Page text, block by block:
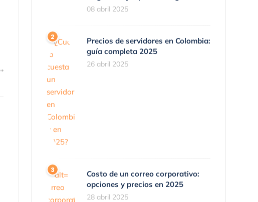
08 abril 2025
Precios de servidores en Colombia:
guía completa 2025
26 abril 2025
Costo de un correo corporativo:
opciones y precios en 2025
28 abril 2025